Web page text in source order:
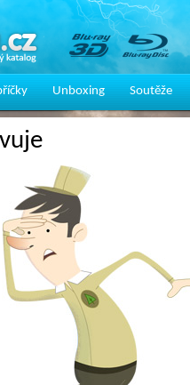
Unboxing Soutěže